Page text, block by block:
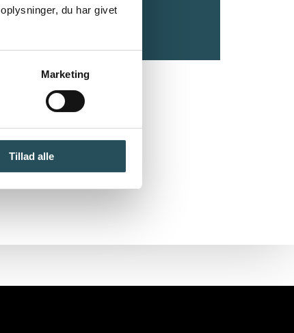
du har givet
Marketing
Tillad alle
Persondatapolitik